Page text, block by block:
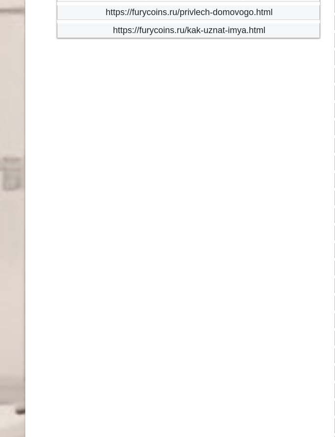
https://furycoins.ru/privlech-domovogo.html
https://furycoins.ru/kak-uznat-imya.html